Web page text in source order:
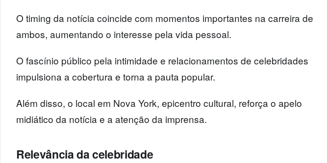
O timing da notícia coincide com momentos importantes na carreira de
ambos, aumentando o interesse pela vida pessoal.
O fascínio público pela intimidade e relacionamentos de celebridades
impulsiona a cobertura e torna a pauta popular.
Além disso, o local em Nova York, epicentro cultural, reforça o apelo
midiático da notícia e a atenção da imprensa.
Relevância da celebridade